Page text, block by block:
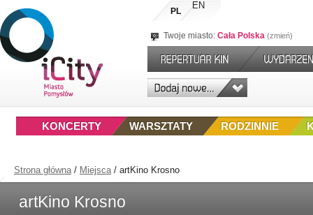
PL
EN
Twoje miasto: Cała Polska zmień
RODZINNIE
WARSZTATY
KONCERTY
Strona główna/ Miejsca/ artKino Krosno
artKino Krosno